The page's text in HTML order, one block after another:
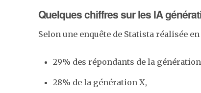
Quelques chiffres sur les IA
Selon une enquête de Statista réalisée
29% des répondants de la génération
28% de la génération X,